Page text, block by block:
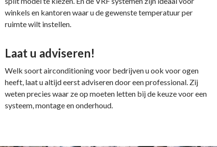
winkels en kantoren waar u de gewenste temperatuur per
ruimte wilt instellen.
Laat u adviseren!
Welk soort airconditioning voor bedrijven u ook voor ogen
heeft, laat u altijd eerst adviseren door een professional. Zij
weten precies waar ze op moeten letten bij de keuze voor een
systeem, montage en onderhoud.